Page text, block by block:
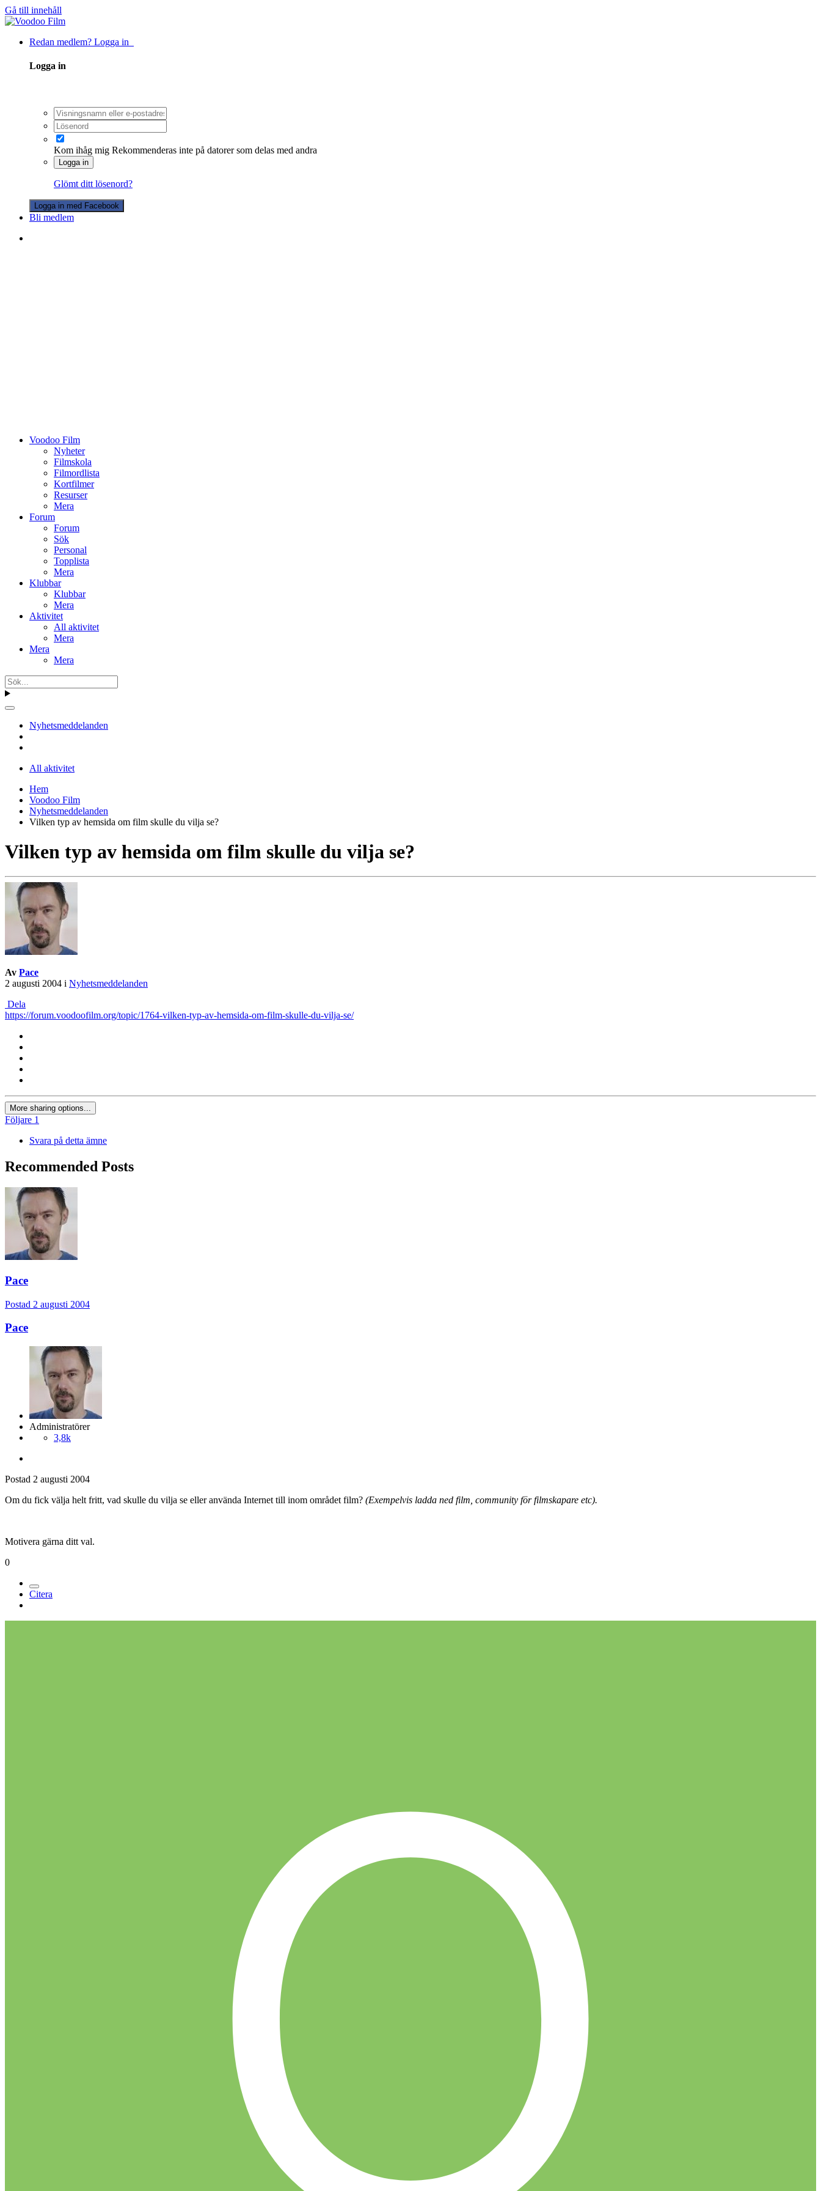
Gå till innehåll
Redan medlem? Logga in
Logga in
Kom ihåg mig Rekommenderas inte på datorer som delas med andra
Logga in
Glömt ditt lösenord?
Logga in med Facebook
Bli medlem
Voodoo Film
Nyheter
Filmskola
Filmordlista
Kortfilmer
Resurser
Mera
Forum
Forum
Sök
Personal
Topplista
Mera
Klubbar
Klubbar
Mera
Aktivitet
All aktivitet
Mera
Mera
Mera
Nyhetsmeddelanden
All aktivitet
Hem
Voodoo Film
Nyhetsmeddelanden
Vilken typ av hemsida om film skulle du vilja se?
Vilken typ av hemsida om film skulle du vilja se?
Av Pace
2 augusti 2004 i Nyhetsmeddelanden
Dela
https://forum.voodoofilm.org/topic/1764-vilken-typ-av-hemsida-om-film-skulle-du-vilja-se/
More sharing options...
Följare 1
Svara på detta ämne
Recommended Posts
Pace
Postad 2 augusti 2004
Pace
Administratörer
3,8k
Postad 2 augusti 2004
Om du fick välja helt fritt, vad skulle du vilja se eller använda Internet till inom området film? (Exempelvis ladda ned film, community för filmskapare etc).
Motivera gärna ditt val.
0
Citera